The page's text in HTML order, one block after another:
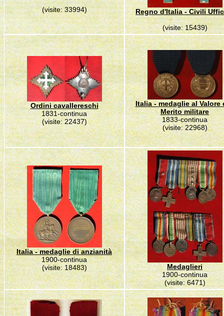
(visite: 33994)
Regno d'Italia - Civili
(visite: 15439)
Ordini cavallereschi
1831-continua
(visite: 22437)
Italia - medaglie al Valore
Merito militare
1833-continua
(visite: 22968)
Italia - medaglie di anzianità
1900-continua
(visite: 18483)
Medaglieri
1900-continua
(visite: 6471)